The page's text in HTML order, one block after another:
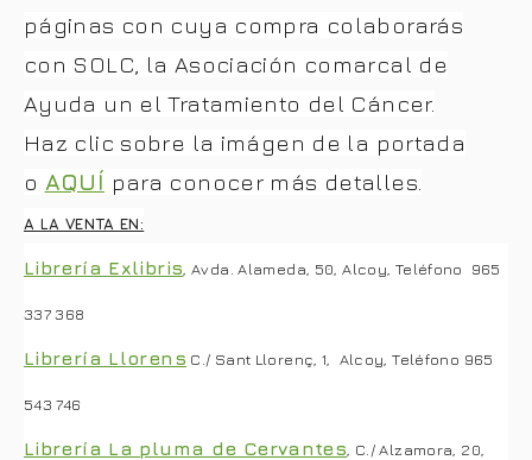
páginas con cuya compra colaborarás
con SOLC, la Asociación comarcal de
Ayuda un el Tratamiento del Cáncer.
Haz clic sobre la imágen de la portada
o AQUÍ para conocer más detalles.
A LA VENTA EN:
Librería Exlibris , Avda. Alameda, 50, Alcoy, Teléfono 965
337 368
Librería Llorens C./ Sant Llorenç, 1, Alcoy, Teléfono 965
543 746
Librería La pluma de Cervantes , C./ Alzamora, 20,